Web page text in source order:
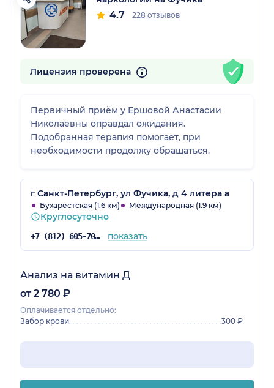
4.7 228 отзывов
Лицензия проверена
Первичный приём у Ершовой Анастасии
Николаевны оправдал ожидания.
Подобранная терапия помогает, при
необходимости продолжу обращаться.
г Санкт-Петербург, ул Фучика, д 4 литера а
Бухарестская (1.6 км) Международная (1.9 км)
Круглосуточно
+7 (812) 605-70-92 показать
Анализ на витамин Д
от 2 780 ₽
Оплачивается отдельно:
Забор крови
300 ₽